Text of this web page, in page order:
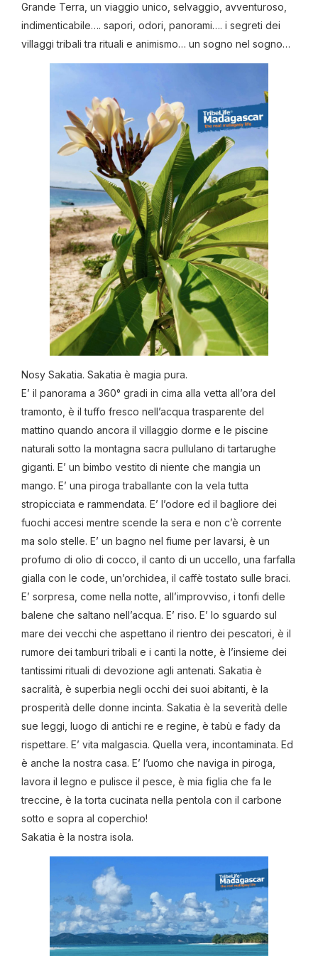
Grande Terra, un viaggio unico, selvaggio, avventuroso,
indimenticabile…. sapori, odori, panorami…. i segreti dei
villaggi tribali tra rituali e animismo… un sogno nel sogno…
Nosy Sakatia. Sakatia è magia pura.
E’ il panorama a 360° gradi in cima alla vetta all’ora del
tramonto, è il tuffo fresco nell’acqua trasparente del
mattino quando ancora il villaggio dorme e le piscine
naturali sotto la montagna sacra pullulano di tartarughe
giganti. E’ un bimbo vestito di niente che mangia un
mango. E’ una piroga traballante con la vela tutta
stropicciata e rammendata. E’ l’odore ed il bagliore dei
fuochi accesi mentre scende la sera e non c’è corrente
ma solo stelle. E’ un bagno nel fiume per lavarsi, è un
profumo di olio di cocco, il canto di un uccello, una farfalla
gialla con le code, un’orchidea, il caffè tostato sulle braci.
E’ sorpresa, come nella notte, all’improvviso, i tonfi delle
balene che saltano nell’acqua. E’ riso. E’ lo sguardo sul
mare dei vecchi che aspettano il rientro dei pescatori, è il
rumore dei tamburi tribali e i canti la notte, è l’insieme dei
tantissimi rituali di devozione agli antenati. Sakatia è
sacralità, è superbia negli occhi dei suoi abitanti, è la
prosperità delle donne incinta. Sakatia è la severità delle
sue leggi, luogo di antichi re e regine, è tabù e fady da
rispettare. E’ vita malgascia. Quella vera, incontaminata. Ed
è anche la nostra casa. E’ l’uomo che naviga in piroga,
lavora il legno e pulisce il pesce, è mia figlia che fa le
treccine, è la torta cucinata nella pentola con il carbone
sotto e sopra al coperchio!
Sakatia è la nostra isola.